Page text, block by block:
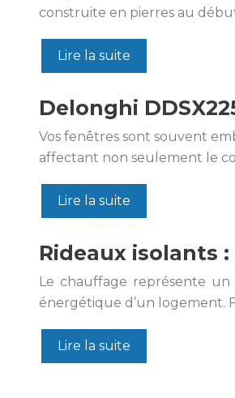
construite en pierres au
Lire la suite
Delonghi
Vos fenêtres sont souvent
affectant non seulement le
Lire la suite
Rideaux isolants
Le chauffage représente un
énergétique d’un logement.
Lire la suite